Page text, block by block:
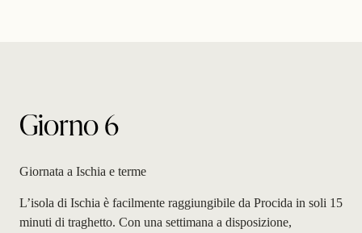
Giorno 6
Giornata a Ischia e terme
L’isola di Ischia è facilmente raggiungibile da Procida in soli 15
minuti di traghetto. Con una settimana a disposizione,